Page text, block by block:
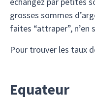
grosses sommes
faites “attraper”, n’en
Pour trouver les taux
Equateur